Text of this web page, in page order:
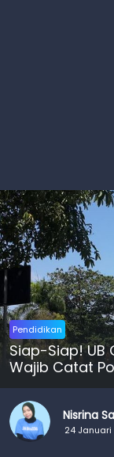
Pendidikan
Siap-Siap! UB
Wajib Catat
Nisrina
24 Januari